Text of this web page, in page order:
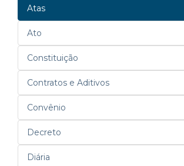
Atas
Ato
Constituição
Contratos e Aditivos
Convênio
Decreto
Diária